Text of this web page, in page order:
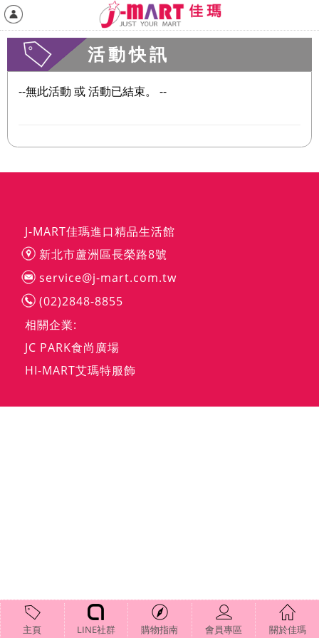
活動快訊
--無此活動 或 活動已結束。 --
J-MART佳瑪進口精品生活館
新北市蘆洲區長榮路8號
service@j-mart.com.tw
(02)2848-8855
相關企業:
JC PARK食尚廣場
HI-MART艾瑪特服飾
主頁 LINE社群 購物指南 會員專區 關於佳瑪